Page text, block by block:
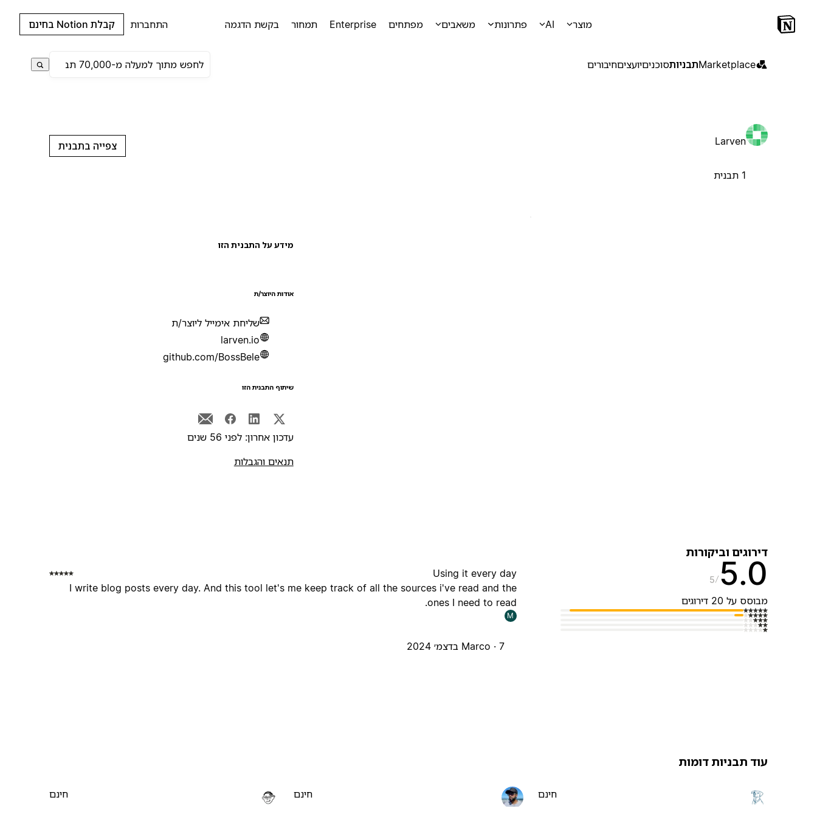
מוצר AI פתרונות משאבים מפתחים Enterprise תמחור בקשת הדגמה התחברות קבלת Notion בחינם
Marketplaceתבניותסוכניםיועציםחיבורים
Larven
1 תבנית
צפייה בתבנית
מידע על התבנית הזו
אודות היוצר/ת
שליחת אימייל ליוצר/ת
larven.io
github.com/BossBele
שיתוף התבנית הזו
עדכון אחרון: לפני 56 שנים
תנאים והגבלות
דירוגים וביקורות
5.0
5
מבוסס על 20 דירוגים
Using it every day
I write blog posts every day. And this tool let's me keep track of all the sources i've read and the
ones I need to read.
M
Marco · 7 בדצמ׳ 2024
עוד תבניות דומות
חינם חינם חינם